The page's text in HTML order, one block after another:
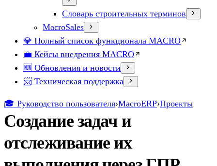
Словарь строительных терминов
MacroSales
💎 Полный список функционала MACRO
💼 Кейсы внедрения MACRO
🆕 Обновления и новости
📨 Техническая поддержка
🎓 Руководство пользователя›MacroERP›Проекты
Создание задач и
отслеживание их